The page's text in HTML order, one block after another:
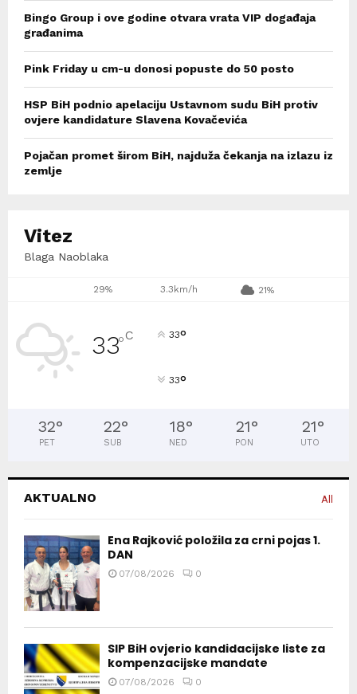
Bingo Group i ove godine otvara vrata VIP događaja
građanima
Pink Friday u cm-u donosi popuste do 50 posto
HSP BiH podnio apelaciju Ustavnom sudu BiH protiv
ovjere kandidature Slavena Kovačevića
Pojačan promet širom BiH, najduža čekanja na izlazu iz
zemlje
Vitez
Blaga Naoblaka
29% 3.3km/h 21%
33°C 33°
33°
32°
PET
22°
SUB
18°
NED
21°
PON
21°
UTO
AKTUALNO All
Ena Rajković položila za crni pojas 1.
DAN
07/08/2026 0
SIP BiH ovjerio kandidacijske liste za
kompenzacijske mandate
07/08/2026 0